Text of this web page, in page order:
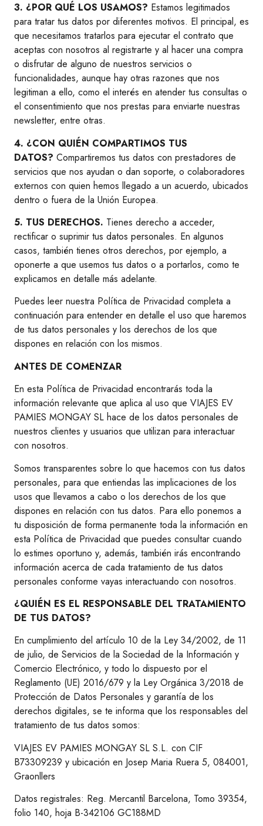
3. ¿POR QUÉ LOS USAMOS? Estamos legitimados
para tratar tus datos por diferentes motivos. El principal, es
que necesitamos tratarlos para ejecutar el contrato que
aceptas con nosotros al registrarte y al hacer una compra
o disfrutar de alguno de nuestros servicios o
funcionalidades, aunque hay otras razones que nos
legitiman a ello, como el interés en atender tus consultas o
el consentimiento que nos prestas para enviarte nuestras
newsletter, entre otras.
4. ¿CON QUIÉN COMPARTIMOS TUS
DATOS? Compartiremos tus datos con prestadores de
servicios que nos ayudan o dan soporte, o colaboradores
externos con quien hemos llegado a un acuerdo, ubicados
dentro o fuera de la Unión Europea.
5. TUS DERECHOS. Tienes derecho a acceder,
rectificar o suprimir tus datos personales. En algunos
casos, también tienes otros derechos, por ejemplo, a
oponerte a que usemos tus datos o a portarlos, como te
explicamos en detalle más adelante.
Puedes leer nuestra Política de Privacidad completa a
continuación para entender en detalle el uso que haremos
de tus datos personales y los derechos de los que
dispones en relación con los mismos.
ANTES DE COMENZAR
En esta Política de Privacidad encontrarás toda la
información relevante que aplica al uso que VIAJES EV
PAMIES MONGAY SL hace de los datos personales de
nuestros clientes y usuarios que utilizan para interactuar
con nosotros.
Somos transparentes sobre lo que hacemos con tus datos
personales, para que entiendas las implicaciones de los
usos que llevamos a cabo o los derechos de los que
dispones en relación con tus datos. Para ello ponemos a
tu disposición de forma permanente toda la información en
esta Política de Privacidad que puedes consultar cuando
lo estimes oportuno y, además, también irás encontrando
información acerca de cada tratamiento de tus datos
personales conforme vayas interactuando con nosotros.
¿QUIÉN ES EL RESPONSABLE DEL TRATAMIENTO
DE TUS DATOS?
En cumplimiento del artículo 10 de la Ley 34/2002, de 11
de julio, de Servicios de la Sociedad de la Información y
Comercio Electrónico, y todo lo dispuesto por el
Reglamento (UE) 2016/679 y la Ley Orgánica 3/2018 de
Protección de Datos Personales y garantía de los
derechos digitales, se te informa que los responsables del
tratamiento de tus datos somos:
VIAJES EV PAMIES MONGAY SL S.L. con CIF
B73309239 y ubicación en Josep Maria Ruera 5, 084001,
Graonllers
Datos registrales: Reg. Mercantil Barcelona, Tomo 39354,
folio 140, hoja B-342106 GC188MD